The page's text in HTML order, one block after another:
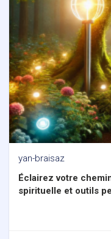
yan-braisaz
Éclairez votre
spirituelle et outils